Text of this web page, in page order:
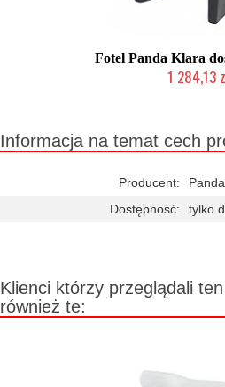
Fotel Panda Klara
1 284,13
Informacja na temat cech
Producent:
Panda
Dostępność:
tylko
Klienci którzy przeglądali
również te: